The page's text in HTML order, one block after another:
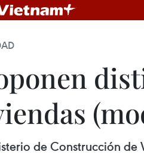
de Construcción